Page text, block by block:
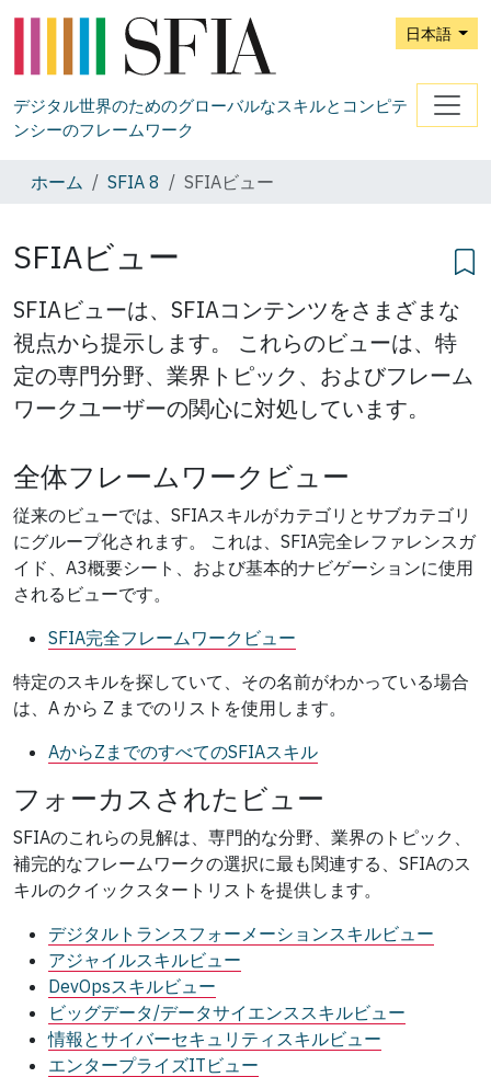
日本語
デジタル世界のためのグローバルなスキルとコンピテ
ンシーのフレームワーク
ホーム SFIA 8 SFIAビュー
SFIAビュー
SFIAビューは、SFIAコンテンツをさまざまな
視点から提示します。 これらのビューは、特
定の専門分野、業界トピック、およびフレーム
ワークユーザーの関心に対処しています。
全体フレームワークビュー
従来のビューでは、SFIAスキルがカテゴリとサブカテゴリ
にグループ化されます。 これは、SFIA完全レファレンスガ
イド、A3概要シート、および基本的ナビゲーションに使用
されるビューです。
SFIA完全フレームワークビュー
特定のスキルを探していて、その名前がわかっている場合
は、A から Z までのリストを使用します。
AからZまでのすべてのSFIAスキル
フォーカスされたビュー
SFIAのこれらの見解は、専門的な分野、業界のトピック、
補完的なフレームワークの選択に最も関連する、SFIAのス
キルのクイックスタートリストを提供します。
デジタルトランスフォーメーションスキルビュー
アジャイルスキルビュー
DevOpsスキルビュー
ビッグデータ/データサイエンススキルビュー
情報とサイバーセキュリティスキルビュー
エンタープライズITビュー